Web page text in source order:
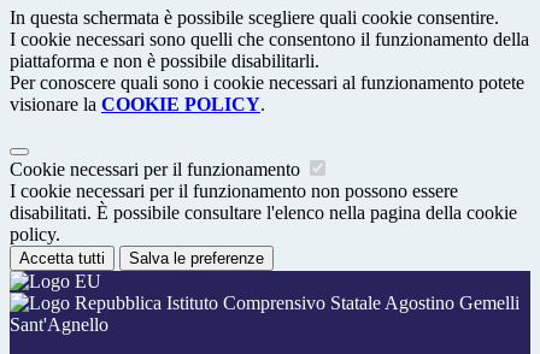
In questa schermata è possibile scegliere quali cookie consentire.
I cookie necessari sono quelli che consentono il funzionamento della
piattaforma e non è possibile disabilitarli.
Per conoscere quali sono i cookie necessari al funzionamento potete
visionare la COOKIE POLICY.
Cookie necessari per il funzionamento
I cookie necessari per il funzionamento non possono essere
disabilitati. È possibile consultare l'elenco nella pagina della cookie
policy.
Accetta tutti Salva le preferenze
Istituto Comprensivo Statale Agostino Gemelli
Sant'Agnello